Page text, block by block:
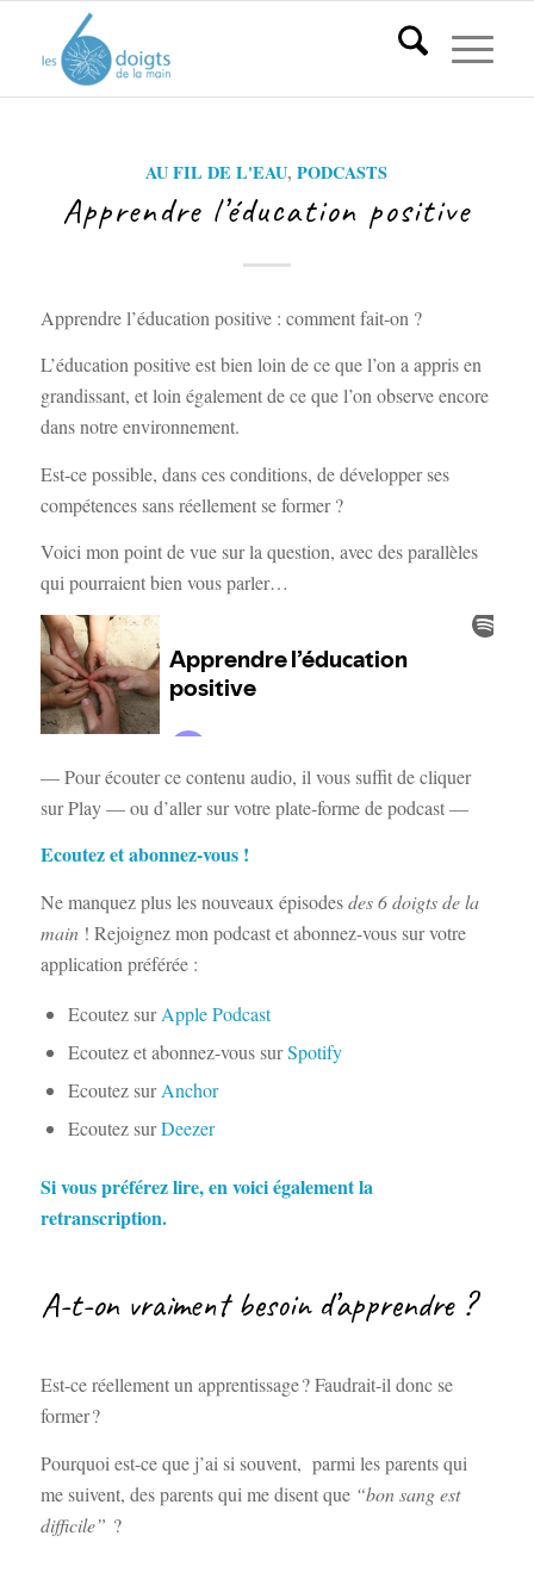
AU FIL DE L'EAU,PODCASTS
Apprendre l’éducation positive
Apprendre l’éducation positive : comment fait-on ?
L’éducation positive est bien loin de ce que l’on a appris en
grandissant, et loin également de ce que l’on observe encore
dans notre environnement.
Est-ce possible, dans ces conditions, de développer ses
compétences sans réellement se former ?
Voici mon point de vue sur la question, avec des parallèles
qui pourraient bien vous parler…
— Pour écouter ce contenu audio, il vous suffit de cliquer
sur Play — ou d’aller sur votre plate-forme de podcast —
Ecoutez et abonnez-vous !
Ne manquez plus les nouveaux épisodesdes 6 doigts de la
main! Rejoignez mon podcast et abonnez-vous sur votre
application préférée :
Ecoutez surApple Podcast
Ecoutez et abonnez-vous surSpotify
Ecoutez surAnchor
Ecoutez surDeezer
Si vous préférez lire, en voici également la
retranscription.
A-t-on vraiment besoin d’apprendre ?
Est-ce réellement un apprentissage ? Faudrait-il donc se
former ?
Pourquoi est-ce que j’ai si souvent, parmi les parents qui
me suivent, des parents qui me disent que “bon sang est
difficile” ?